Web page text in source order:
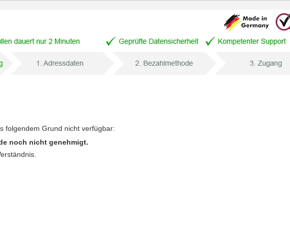
folgendem Grund nicht verfügbar:
noch nicht genehmigt.